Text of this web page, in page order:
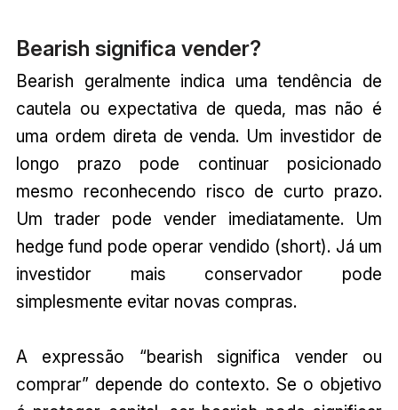
Bearish significa vender?
Bearish geralmente indica uma tendência de
cautela ou expectativa de queda, mas não é
uma ordem direta de venda. Um investidor de
longo prazo pode continuar posicionado
mesmo reconhecendo risco de curto prazo.
Um trader pode vender imediatamente. Um
hedge fund pode operar vendido (short). Já um
investidor mais conservador pode
simplesmente evitar novas compras.
A expressão “bearish significa vender ou
comprar” depende do contexto. Se o objetivo